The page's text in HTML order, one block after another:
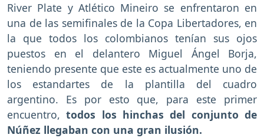
River Plate y Atlético Mineiro se enfrentaron en
una de las semifinales de la Copa Libertadores, en
la que todos los colombianos tenían sus ojos
puestos en el delantero Miguel Ángel Borja,
teniendo presente que este es actualmente uno de
los estandartes de la plantilla del cuadro
argentino. Es por esto que, para este primer
encuentro,todos los hinchas del conjunto de
Núñez llegaban con una gran ilusión.